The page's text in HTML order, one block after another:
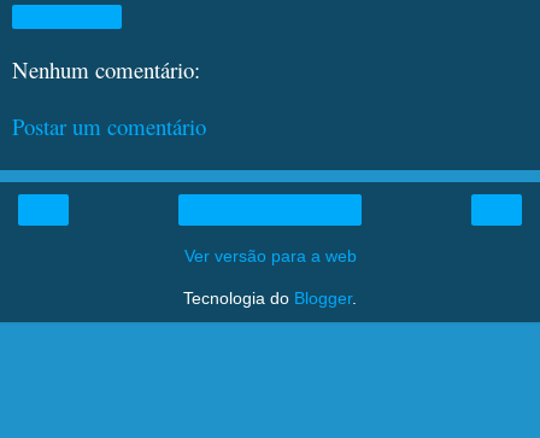
Nenhum comentário:
Postar um comentário
Ver versão para a web
Tecnologia do Blogger.